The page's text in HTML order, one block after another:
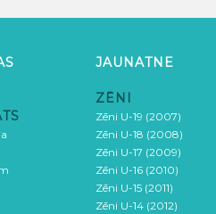
JAUNATNE
ZĒNI
Zēni U-19 (2007)
Zēni U-18 (2008)
Zēni U-17 (2009)
Zēni U-16 (2010)
Zēni U-15 (2011)
Zēni U-14 (2012)